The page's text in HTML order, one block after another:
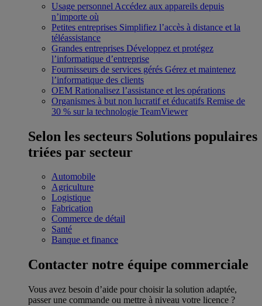
Usage personnel Accédez aux appareils depuis
n’importe où
Petites entreprises Simplifiez l’accès à distance et la
téléassistance
Grandes entreprises Développez et protégez
l’informatique d’entreprise
Fournisseurs de services gérés Gérez et maintenez
l’informatique des clients
OEM Rationalisez l’assistance et les opérations
Organismes à but non lucratif et éducatifs Remise de
30 % sur la technologie TeamViewer
Selon les secteurs Solutions populaires
triées par secteur
Automobile
Agriculture
Logistique
Fabrication
Commerce de détail
Santé
Banque et finance
Contacter notre équipe commerciale
Vous avez besoin d’aide pour choisir la solution adaptée,
passer une commande ou mettre à niveau votre licence ?